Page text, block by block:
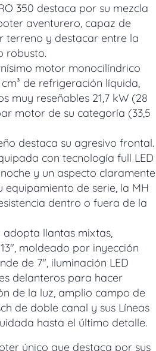
350 destaca por su mezcla
aventurero, capaz de
terreno y destacar entre la
robusto.
motor monocilíndrico
cm³ de refrigeración líquida,
muy reseñables 21,7 kW (28
motor de su categoría (33,5
destaca su agresivo frontal.
con tecnología full LED
y un aspecto claramente
equipamiento de serie, la MH
dentro o fuera de la
adopta llantas mixtas,
moldeado por inyección
de 7", iluminación LED
delanteros para hacer
de la luz, amplio campo de
de doble canal y sus Líneas
hasta el último detalle.
único que destaca por sus